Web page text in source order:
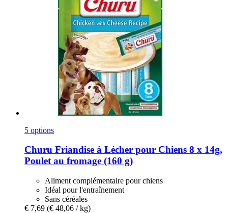
5 options
Churu Friandise à Lécher pour Chiens 8 x 14g,
Poulet au fromage (160 g)
Aliment complémentaire pour chiens
Idéal pour l'entraînement
Sans céréales
€ 7,69 (€ 48,06 / kg)